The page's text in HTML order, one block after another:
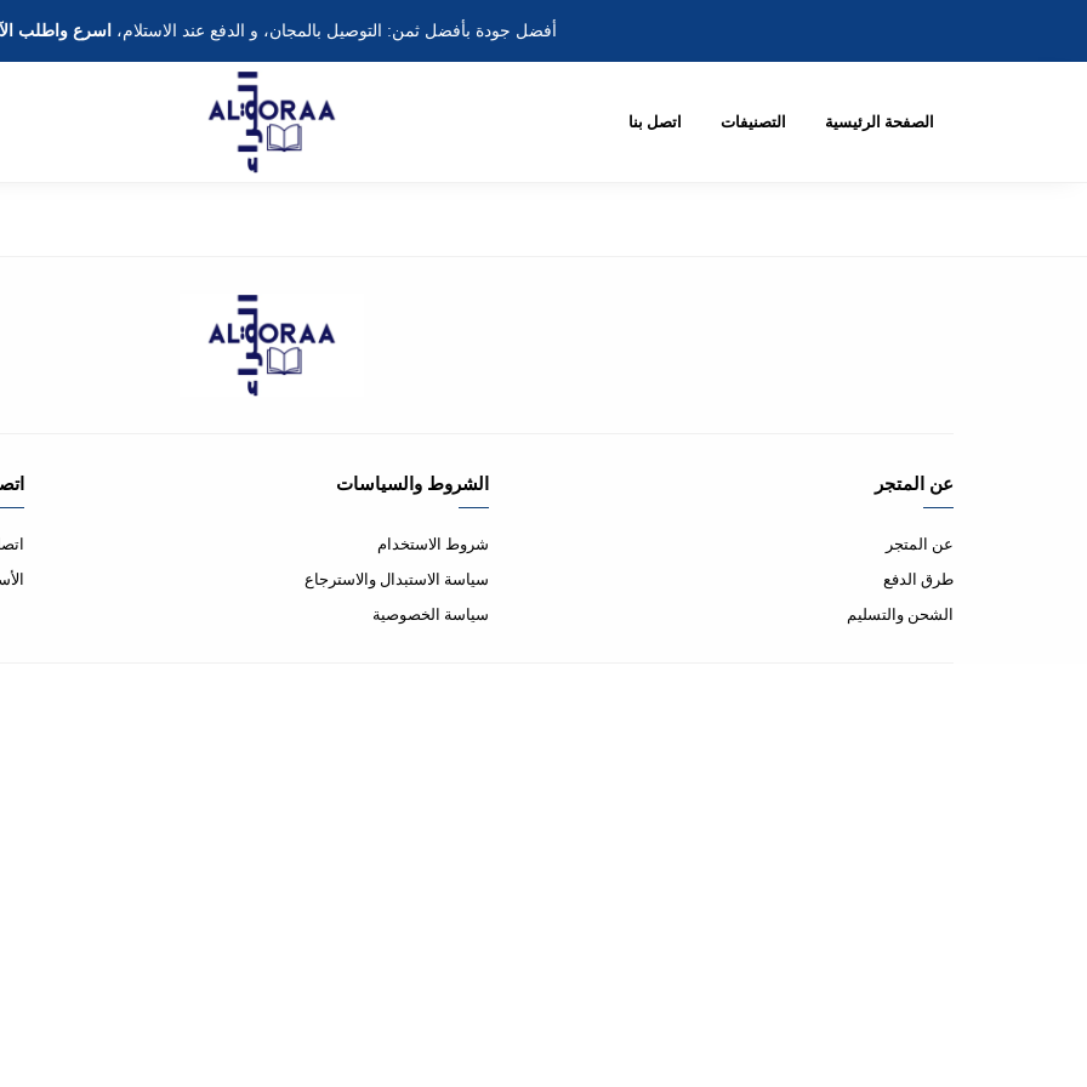
أفضل جودة بأفضل ثمن: التوصيل بالمجان، و الدفع عند الاستلام، اسرع واطلب
الصفحة الرئيسية التصنيفات اتصل بنا
عن المتجر
عن المتجر
طرق الدفع
الشحن والتسليم
الشروط والسياسات
شروط الاستخدام
سياسة الاستبدال والاسترجاع
سياسة الخصوصية